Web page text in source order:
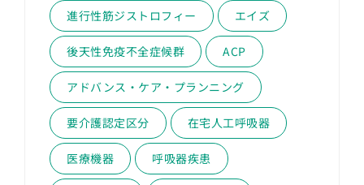
進行性筋ジストロフィー エイズ
後天性免疫不全症候群 ACP
アドバンス・ケア・プランニング
要介護認定区分 在宅人工呼吸器
医療機器 呼吸器疾患